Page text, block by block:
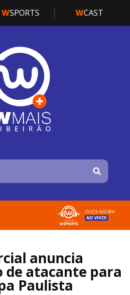
WSPORTS WCAST
anuncia
atacante para
Paulista